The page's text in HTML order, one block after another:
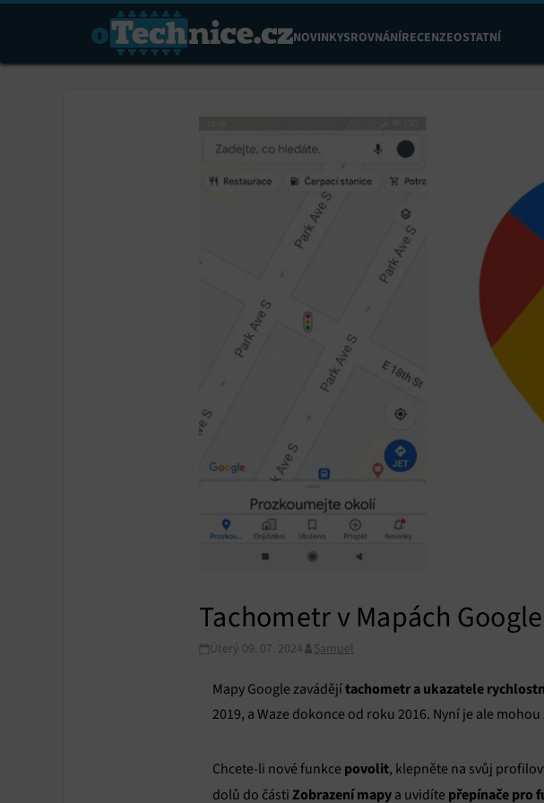
NOVINKYSROVNÁNÍRECENZEOSTATNÍ
Tachometr v Mapách
Úterý 09. 07. 2024 Samuel
Mapy Google zavádějítachometr a ukazatele
2019, a Waze dokonce od roku 2016. Nyní je ale
Chcete-li nové funkce povolit, klepněte na svůj
dolů do části Zobrazení mapy a uvidíte přepínače pro